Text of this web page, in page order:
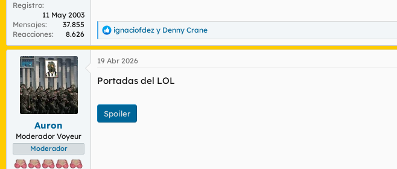
Registro
11 May 2003
Mensajes
37.855
Reacciones
8.626
R
e
a
c
i
e
s
ignaciofdez y Denny Crane
Auron
Moderador Voyeur
Moderador
19 Abr 2026
Portadas del LOL
Spoiler